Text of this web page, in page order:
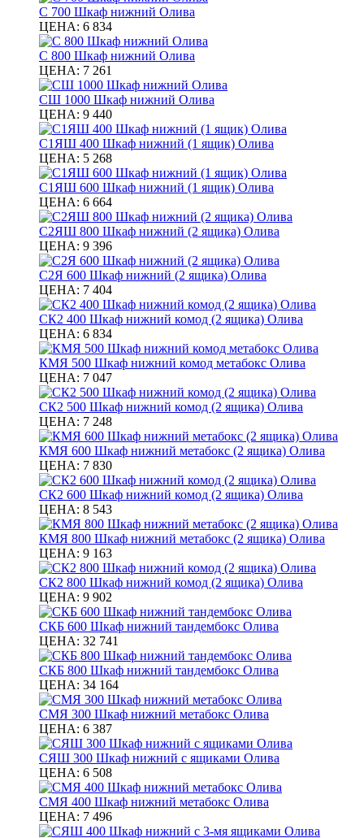
С 700 Шкаф нижний Олива
ЦЕНА: 6 834
С 800 Шкаф нижний Олива
ЦЕНА: 7 261
СШ 1000 Шкаф нижний Олива
ЦЕНА: 9 440
С1ЯШ 400 Шкаф нижний (1 ящик) Олива
ЦЕНА: 5 268
С1ЯШ 600 Шкаф нижний (1 ящик) Олива
ЦЕНА: 6 664
С2ЯШ 800 Шкаф нижний (2 ящика) Олива
ЦЕНА: 9 396
С2Я 600 Шкаф нижний (2 ящика) Олива
ЦЕНА: 7 404
СК2 400 Шкаф нижний комод (2 ящика) Олива
ЦЕНА: 6 834
КМЯ 500 Шкаф нижний комод метабокс Олива
ЦЕНА: 7 047
СК2 500 Шкаф нижний комод (2 ящика) Олива
ЦЕНА: 7 248
КМЯ 600 Шкаф нижний метабокс (2 ящика) Олива
ЦЕНА: 7 830
СК2 600 Шкаф нижний комод (2 ящика) Олива
ЦЕНА: 8 543
КМЯ 800 Шкаф нижний метабокс (2 ящика) Олива
ЦЕНА: 9 163
СК2 800 Шкаф нижний комод (2 ящика) Олива
ЦЕНА: 9 902
СКБ 600 Шкаф нижний тандембокс Олива
ЦЕНА: 32 741
СКБ 800 Шкаф нижний тандембокс Олива
ЦЕНА: 34 164
СМЯ 300 Шкаф нижний метабокс Олива
ЦЕНА: 6 387
СЯШ 300 Шкаф нижний с ящиками Олива
ЦЕНА: 6 508
СМЯ 400 Шкаф нижний метабокс Олива
ЦЕНА: 7 496